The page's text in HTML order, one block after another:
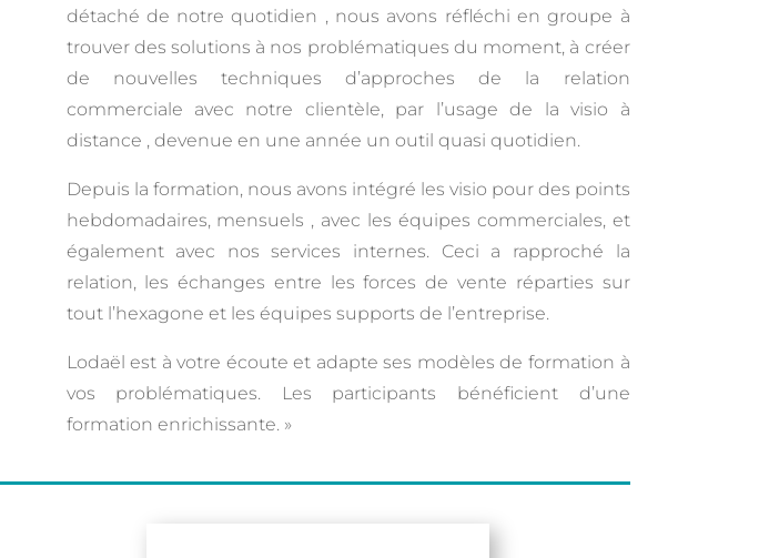
détaché de notre quotidien , nous avons réfléchi en groupe à
trouver des solutions à nos problématiques du moment, à créer
de nouvelles techniques d’approches de la relation
commerciale avec notre clientèle, par l’usage de la visio à
distance , devenue en une année un outil quasi quotidien.
Depuis la formation, nous avons intégré les visio pour des points
hebdomadaires, mensuels , avec les équipes commerciales, et
également avec nos services internes. Ceci a rapproché la
relation, les échanges entre les forces de vente réparties sur
tout l’hexagone et les équipes supports de l’entreprise.
Lodaël est à votre écoute et adapte ses modèles de formation à
vos problématiques. Les participants bénéficient d’une
formation enrichissante. »